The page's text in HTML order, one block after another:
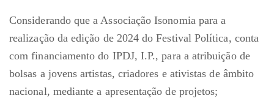
Considerando que a Associação Isonomia para a
realização da edição de 2024 do Festival Política, conta
com financiamento do IPDJ, I.P., para a atribuição de
bolsas a jovens artistas, criadores e ativistas de âmbito
nacional, mediante a apresentação de projetos;